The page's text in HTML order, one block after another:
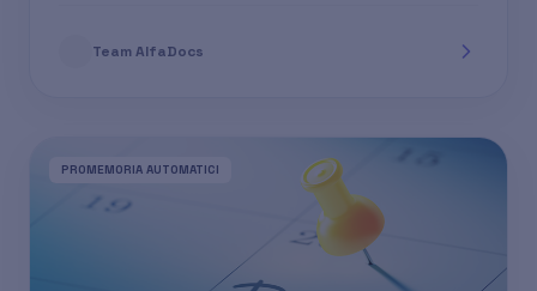
Team AlfaDocs
PROMEMORIA AUTOMATICI